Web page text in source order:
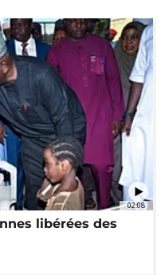
02:08
libérées des